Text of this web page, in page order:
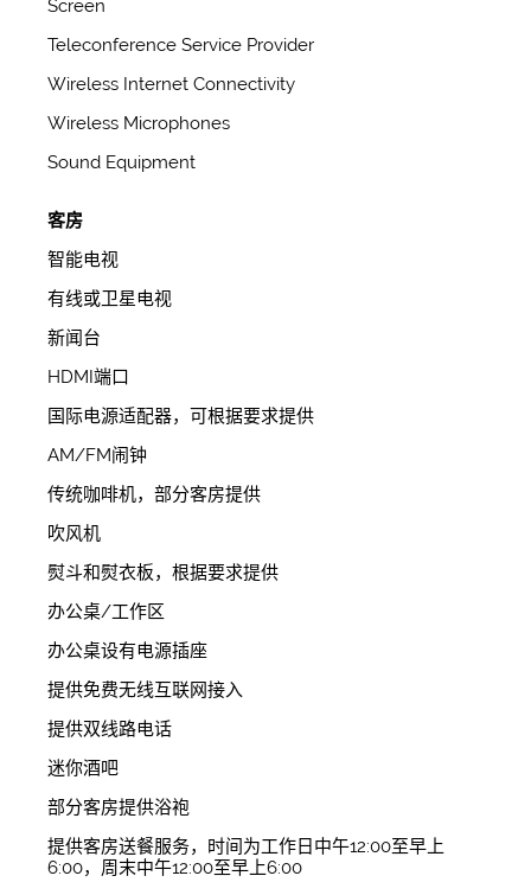
Screen
Teleconference Service Provider
Wireless Internet Connectivity
Wireless Microphones
Sound Equipment
客房
智能电视
有线或卫星电视
新闻台
HDMI端口
国际电源适配器，可根据要求提供
AM/FM闹钟
传统咖啡机，部分客房提供
吹风机
熨斗和熨衣板，根据要求提供
办公桌/工作区
办公桌设有电源插座
提供免费无线互联网接入
提供双线路电话
迷你酒吧
部分客房提供浴袍
提供客房送餐服务，时间为工作日中午12:00至早上
6:00，周末中午12:00至早上6:00